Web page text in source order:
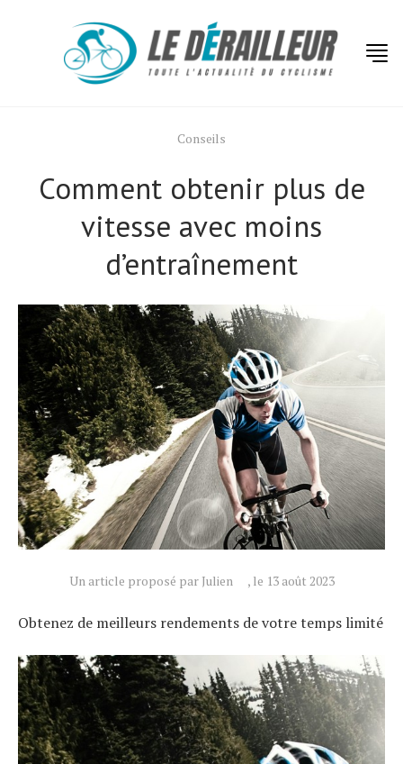
Conseils
Comment obtenir plus de
vitesse avec moins
d’entraînement
Un article proposé par Julien , le 13 août 2023
Obtenez de meilleurs rendements de votre temps limité